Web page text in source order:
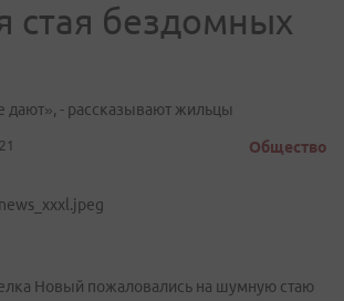
стая бездомных
дают», - рассказывают жильцы
Общество
Новый пожаловались на шумную стаю